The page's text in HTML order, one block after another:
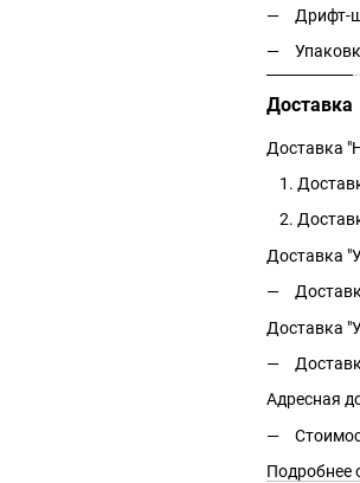
Дрифт-
Доставка
Доставка
Доставка
Доставка
Адресная
Подробнее